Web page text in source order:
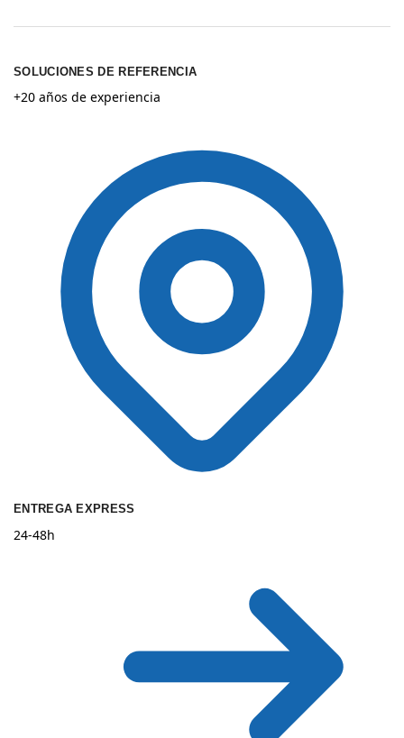
SOLUCIONES DE REFERENCIA
+20 años de experiencia
ENTREGA EXPRESS
24-48h